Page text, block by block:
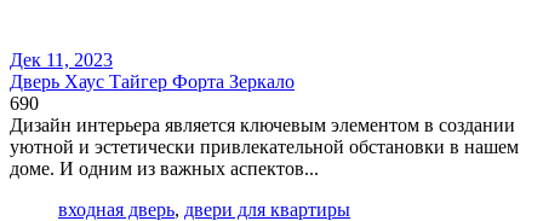
Дек 11, 2023
Дверь Хаус Тайгер Форта Зеркало
690
Дизайн интерьера является ключевым элементом в создании
уютной и эстетически привлекательной обстановки в нашем
доме. И одним из важных аспектов...
входная дверь, двери для квартиры